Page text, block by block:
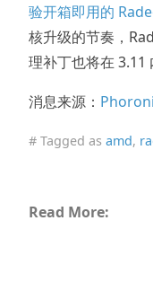
验开箱即用的
核升级的节奏，
理补丁也将在 3.11
消息来源：
# Tagged as amd,
Read More: